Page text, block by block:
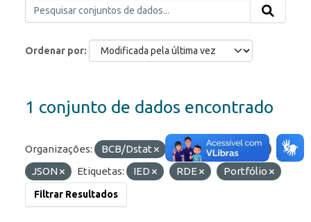
Ordenar por
1 conjunto de dados encontrado
Organizações: BCB/Dstat Formatos:
HTML
JSON
Etiquetas: IED RDE Portfólio
Filtrar Resultados